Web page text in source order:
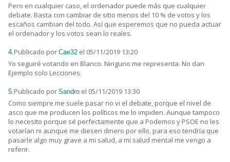
Pero en cualquier caso, el ordenador puede más que cualquier
debate. Basta con cambiar de sitio menos del 10 % de votos y los
escaños cambian del todo. Así que esperemos que no pueda actuar
el ordenador y los votos sean lo reales.
4. Publicado por Cae32 el 05/11/2019 13:20
Yo seguiré votando en Blanco. Ninguno me representa. No dan
Ejemplo solo Lecciones.
5. Publicado por Sandro el 05/11/2019 13:30
Como siempre me suele pasar no vi el debate, porque el nivel de
asco que me producen los políticos me lo impiden. Aunque tampoco
lo necesito porque sé perfectamente que a Podemos y PSOE no les
votarían ni aunque me diesen dinero por ello, para eso tendría que
pasarle algo muy grave a mi salud, a mi salud mental me vengo a
referir.